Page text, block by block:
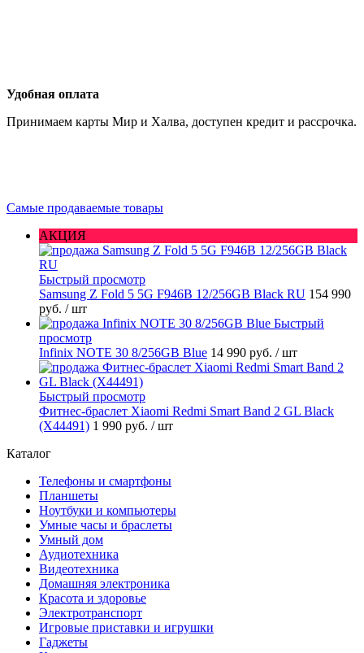
Удобная оплата
Принимаем карты Мир и Халва, доступен кредит и рассрочка.
Самые продаваемые товары
АКЦИЯ
Быстрый просмотр
Samsung Z Fold 5 5G F946B 12/256GB Black RU 154 990
руб. / шт
Быстрый
просмотр
Infinix NOTE 30 8/256GB Blue 14 990 руб. / шт
Быстрый просмотр
Фитнес-браслет Xiaomi Redmi Smart Band 2 GL Black
(X44491) 1 990 руб. / шт
Каталог
Телефоны и смартфоны
Планшеты
Ноутбуки и компьютеры
Умные часы и браслеты
Умный дом
Аудиотехника
Видеотехника
Домашняя электроника
Красота и здоровье
Электротранспорт
Игровые приставки и игрушки
Гаджеты